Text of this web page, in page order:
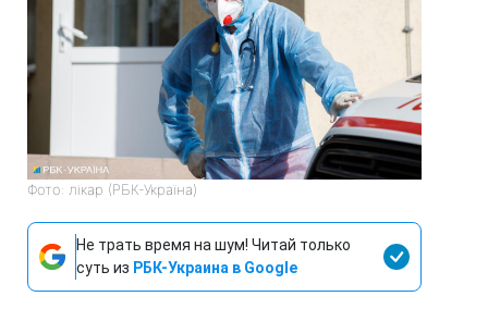
Фото: лікар (РБК-Україна)
Не трать время на шум! Читай только
суть из РБК-Украина в Google